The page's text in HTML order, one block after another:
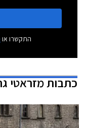
התקשרו או
כתבותמזראטי